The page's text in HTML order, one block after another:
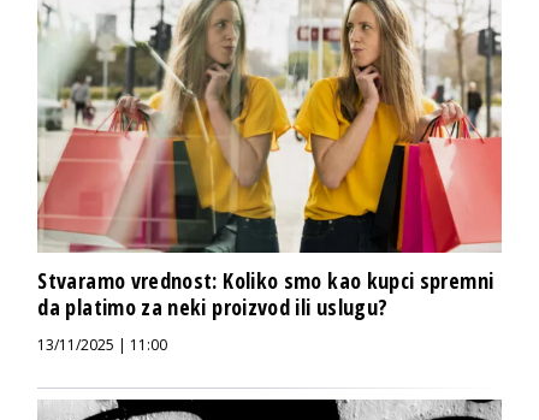
Stvaramo vrednost: Koliko smo kao kupci spremni
da platimo za neki proizvod ili uslugu?
13/11/2025 | 11:00